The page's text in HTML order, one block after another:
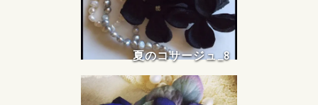
夏のコサージュ_8